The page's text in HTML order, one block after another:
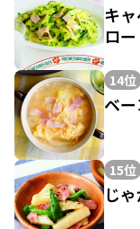
キ
ロー
14位
ベ
15位
じ